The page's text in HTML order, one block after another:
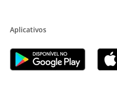
Aplicativos